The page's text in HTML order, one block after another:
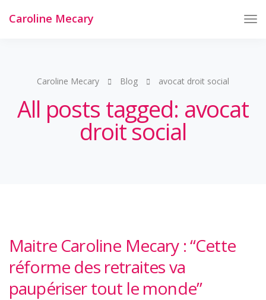
Caroline Mecary
Caroline Mecary Blog avocat droit social
All posts tagged: avocat
droit social
Maitre Caroline Mecary : “Cette
réforme des retraites va
paupériser tout le monde”